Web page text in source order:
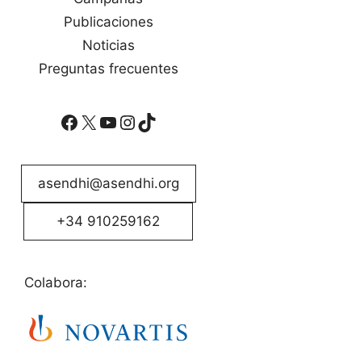
Publicaciones
Noticias
Preguntas frecuentes
Facebook
X YouTube
Instagram
TikTok
asendhi@asendhi.org
+34 910259162
Colabora: